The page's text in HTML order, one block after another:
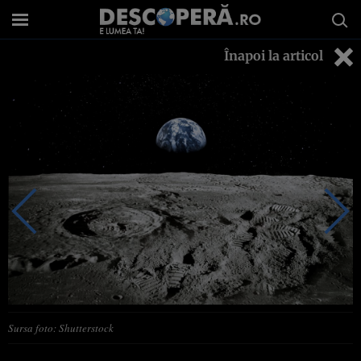
Înapoi la articol
Sursa foto: Shutterstock